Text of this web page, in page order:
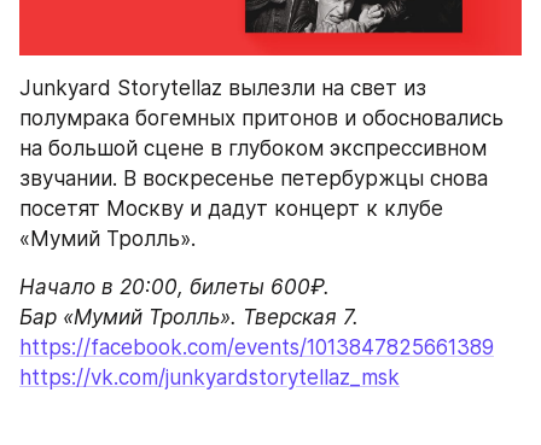
Junkyard Storytellaz вылезли на свет из
полумрака богемных притонов и обосновались
на большой сцене в глубоком экспрессивном
звучании. В воскресенье петербуржцы снова
посетят Москву и дадут концерт к клубе
«Мумий Тролль».
Начало в 20:00, билеты 600₽.
Бар «Мумий Тролль». Тверская 7.
https://facebook.com/events/1013847825661389
https://vk.com/junkyardstorytellaz_msk